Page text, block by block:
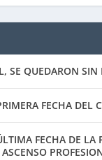
SE QUEDARON SIN
FECHA DEL
FECHA DE LA